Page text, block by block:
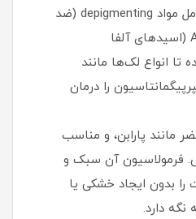
کمپلکس انحصاری: شامل مواد depigmenting (ضد
لک) نوآورانه که با AHA (اسیدهای آلفا
انواع لک‌ها مانند
را درمان
مانند پارابن، و مناسب
فرمولاسیون آن سبک و
بدون ایجاد خشکی یا
نگه دارد.